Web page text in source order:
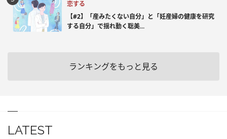
恋する
【#2】「産みたくない自分」と「妊産婦の健康を研究
する自分」で揺れ動く聡美...
ランキングをもっと見る
LATEST